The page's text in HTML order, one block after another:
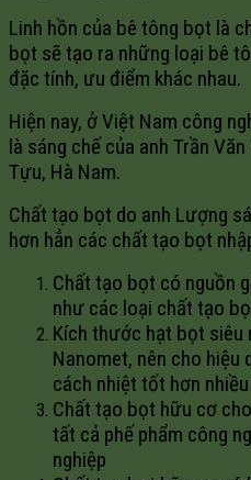
Linh hồn của bê tông bọt là
bọt sẽ tạo ra những loại bê
đặc tính, ưu điểm khác nhau.
Hiện nay, ở Việt Nam công
là sáng chế của anh Trần
Tựu, Hà Nam.
Chất tạo bọt do anh Lượng
hơn hẳn các chất tạo bọt
Chất tạo bọt có nguồn
như các loại chất tạo
Kích thước hạt bọt
Nanomet, nên cho hiệu
cách nhiệt tốt hơn
Chất tạo bọt hữu cơ
tất cả phế phẩm công
nghiệp